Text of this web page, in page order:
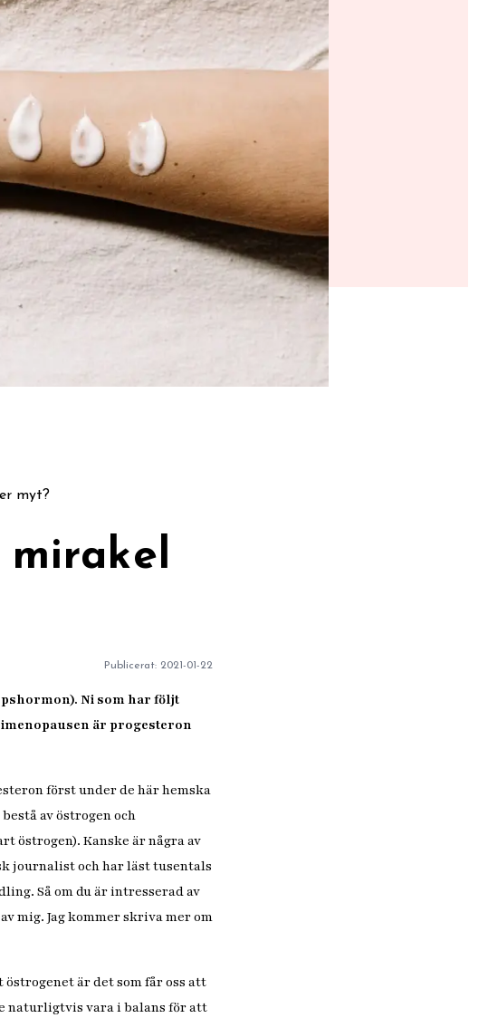
myt?
mirakel
Publicerat: 2021-01-22
Ni som har följt
är progesteron
först under de här hemska
av östrogen och
östrogen). Kanske är några av
journalist och har läst tusentals
Så om du är intresserad av
mig. Jag kommer skriva mer om
är det som får oss att
naturligtvis vara i balans för att